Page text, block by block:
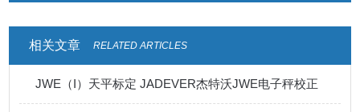
相关文章 RELATED ARTICLES
JWE（I）天平标定 JADEVER杰特沃JWE电子秤校正